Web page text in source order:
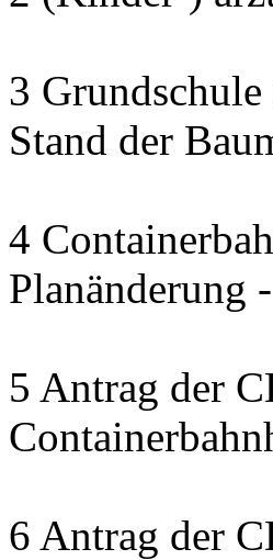
3
Stand der
4
Planänderung
5 Antrag der
6 Antrag der